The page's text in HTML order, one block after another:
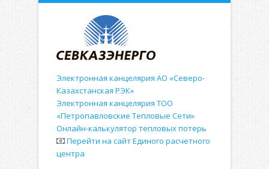
Электронная канцелярия АО «Северо-
Казахстанская РЭК»
Электронная канцелярия ТОО
«Петропавловские Тепловые Сети»
Онлайн-калькулятор тепловых потерь
Перейти на сайт Единого расчетного
центра